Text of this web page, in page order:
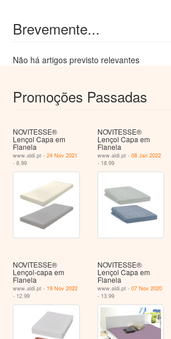
Brevemente...
Não há artigos previsto relevantes
Promoções Passadas
NOVITESSE®
Lençol Capa em
Flanela
www.aldi.pt -24 Nov 2021
- 8.99
NOVITESSE®
Lençol Capa em
Flanela
www.aldi.pt - 08 Jan 2022
- 18.99
NOVITESSE®
Lençol-capa em
Flanela
www.aldi.pt - 19 Nov 2022
- 12.99
NOVITESSE®
Lençol Capa em
Flanela
www.aldi.pt - 07 Nov 2020
- 13.99